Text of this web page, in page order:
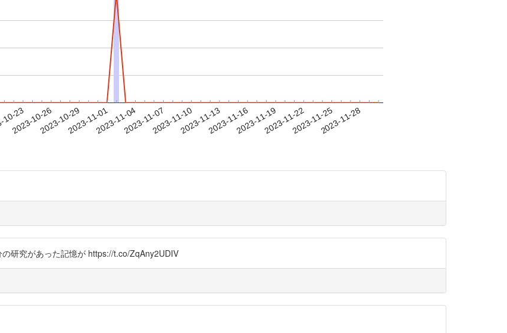
23
2023-10-262023-10-292023-11-012023-11-042023-11-072023-11-102023-11-132023-11-162023-11-192023-11-222023-11-252023-11-28
研究があった記憶が https://t.co/ZqAny2UDIV